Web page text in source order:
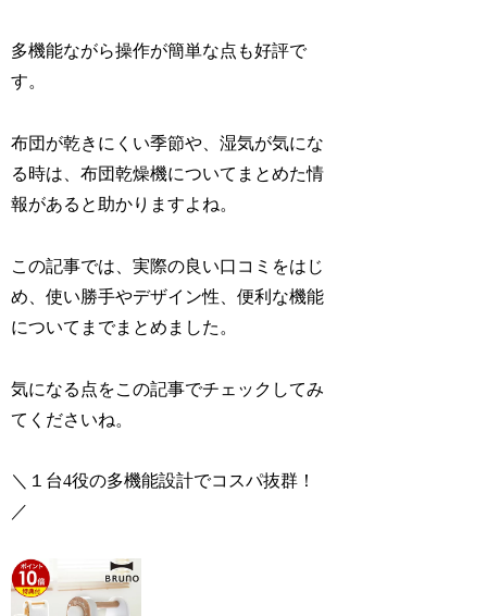
多機能ながら操作が簡単な点も好評で
す。
布団が乾きにくい季節や、湿気が気にな
る時は、布団乾燥機についてまとめた情
報があると助かりますよね。
この記事では、実際の良い口コミをはじ
め、使い勝手やデザイン性、便利な機能
についてまでまとめました。
気になる点をこの記事でチェックしてみ
てくださいね。
＼１ 台4役の多機能設計でコスパ抜群！
／